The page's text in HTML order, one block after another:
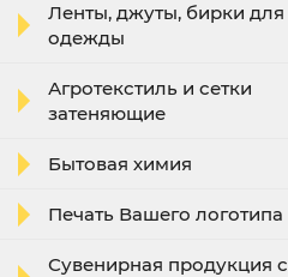
Ленты, джуты, бирки для
одежды
Агротекстиль и сетки
затеняющие
Бытовая химия
Печать Вашего логотипа
Сувенирная продукция с